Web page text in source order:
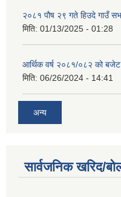
२०८१ पौष २९ गते हिउदे गाउँ
मिति: 01/13/2025 - 01:28
आर्थिक वर्ष २०८१/०८२ को बजेट,
मिति: 06/26/2024 - 14:41
अन्य
सार्वजनिक खरिद/